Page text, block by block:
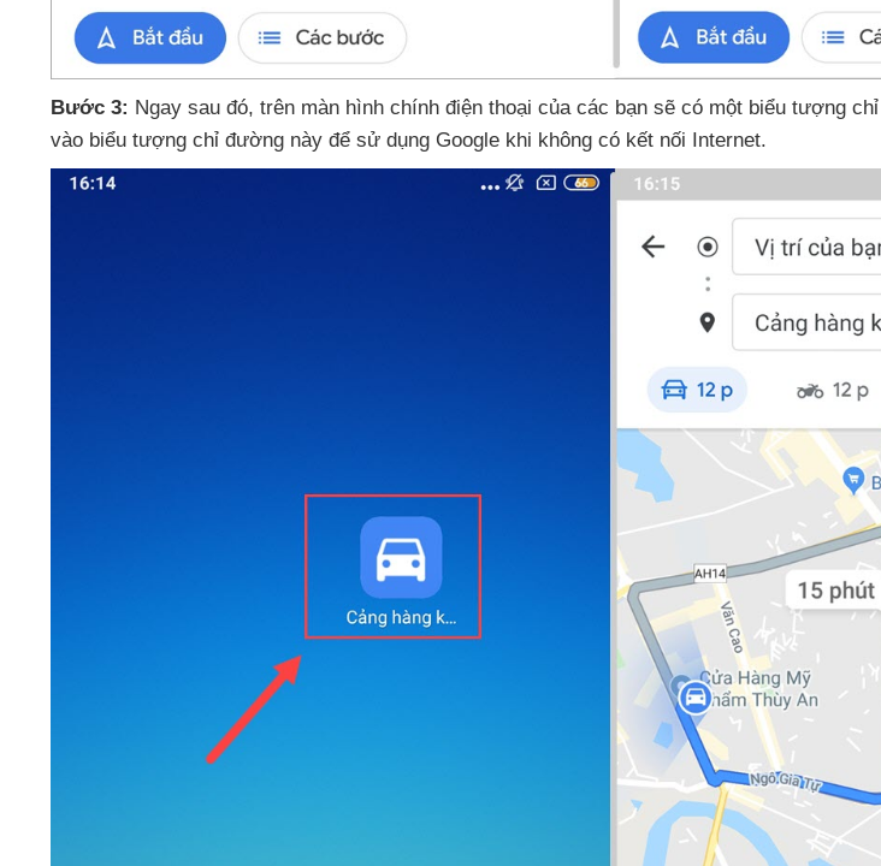
Bước 3: Ngay sau đó, trên màn hình chính điện thoại của các bạn sẽ có một biểu tượng
vào biểu tượng chỉ đường này để sử dụng Google khi không có kết nối Internet.